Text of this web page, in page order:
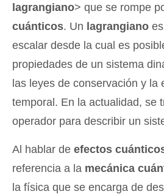
lagrangiano> que se rompe
cuánticos. Un lagrangiano
escalar desde la cual es
propiedades de un sistema
las leyes de conservación y la
temporal. En la actualidad, se
operador para describir un
Al hablar de efectos
referencia a la mecánica
la física que se encarga de